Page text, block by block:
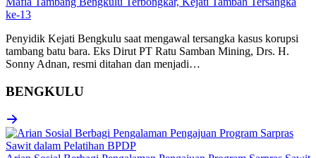
ke-13
Penyidik Kejati Bengkulu saat mengawal tersangka kasus korupsi
tambang batu bara. Eks Dirut PT Ratu Samban Mining, Drs. H.
Sonny Adnan, resmi ditahan dan menjadi…
BENGKULU